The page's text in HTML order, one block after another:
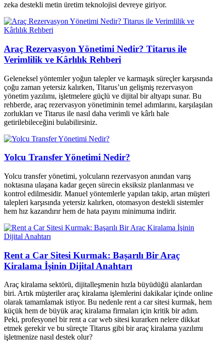
zeka destekli metin üretim teknolojisi devreye giriyor.
Araç Rezervasyon Yönetimi Nedir? Titarus ile
Verimlilik ve Kârlılık Rehberi
Geleneksel yöntemler yoğun talepler ve karmaşık süreçler karşısında
çoğu zaman yetersiz kalırken, Titarus’un gelişmiş rezervasyon
yönetim yazılımı, işletmelere güçlü ve dijital bir altyapı sunar. Bu
rehberde, araç rezervasyon yönetiminin temel adımlarını, karşılaşılan
zorlukları ve Titarus ile nasıl daha verimli ve kârlı hale
getirilebileceğini bulabilirsiniz.
Yolcu Transfer Yönetimi Nedir?
Yolcu transfer yönetimi, yolcuların rezervasyon anından varış
noktasına ulaşana kadar geçen sürecin eksiksiz planlanması ve
kontrol edilmesidir. Manuel yöntemlerle yapılan takip, artan müşteri
talepleri karşısında yetersiz kalırken, otomasyon destekli sistemler
hem hız kazandırır hem de hata payını minimuma indirir.
Rent a Car Sitesi Kurmak: Başarılı Bir Araç
Kiralama İşinin Dijital Anahtarı
Araç kiralama sektörü, dijitalleşmenin hızla büyüdüğü alanlardan
biri. Artık müşteriler araç kiralama işlemlerini dakikalar içinde online
olarak tamamlamak istiyor. Bu nedenle rent a car sitesi kurmak, hem
küçük hem de büyük araç kiralama firmaları için kritik bir adım.
Peki, profesyonel bir rent a car web sitesi kurarken nelere dikkat
etmek gerekir ve bu süreçte Titarus gibi bir araç kiralama yazılımı
işletmenize nasıl destek olur?